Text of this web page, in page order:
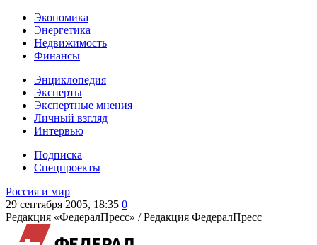
Экономика
Энергетика
Недвижимость
Финансы
Энциклопедия
Эксперты
Экспертные мнения
Личный взгляд
Интервью
Подписка
Спецпроекты
Россия и мир
29 сентября 2005, 18:35 0
Редакция «ФедералПресс» /Редакция ФедералПресс